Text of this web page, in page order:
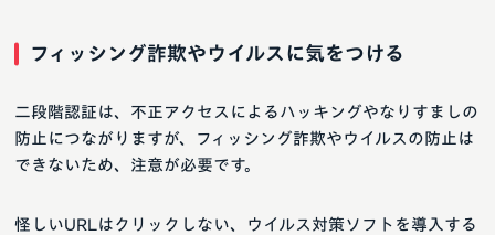
フィッシング詐欺やウイルスに気をつける
二段階認証は、不正アクセスによるハッキングやなりすましの
防止につながりますが、フィッシング詐欺やウイルスの防止は
できないため、注意が必要です。
怪しいURLはクリックしない、ウイルス対策ソフトを導入する